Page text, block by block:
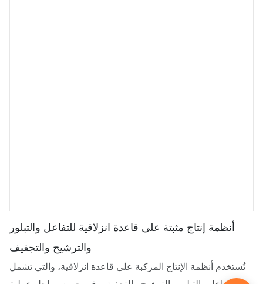
أنظمة إنتاج مثبتة على قاعدة انزلاقية للتفاعل والتبلور
والترشيح والتجفيف
تُستخدم أنظمة الإنتاج المركبة على قاعدة انزلاقية، والتي تشمل